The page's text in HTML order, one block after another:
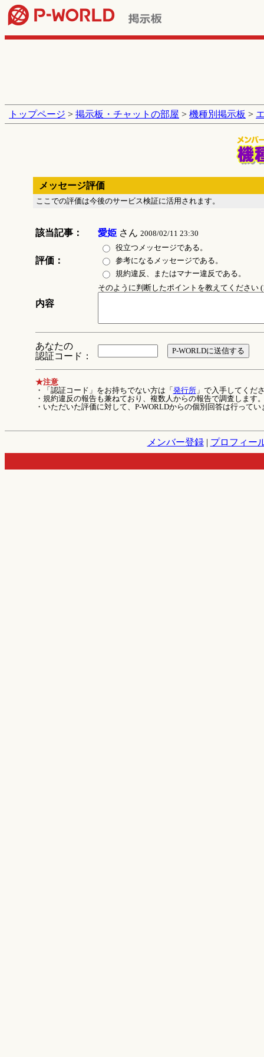
トップページ > 掲示板・チャットの部屋 > 機種別掲示板 >
メッセージ評価
ここでの評価は今後のサービス検証に活用されます。
該当記事： 愛姫さん 2008/02/11 23:30
評価：
役立つメッセージである。
参考になるメッセージである。
規約違反、またはマナー違反である。
内容
そのように判断したポイントを教えてください
あなたの
認証コード：
★注意
・「認証コード」をお持ちでない方は「 発行所」で入手してくだ
・規約違反の報告も兼ねており、複数人からの報告で調査します
・いただいた評価に対して、P-WORLDからの個別回答は行ってい
メンバー登録| プロフィー